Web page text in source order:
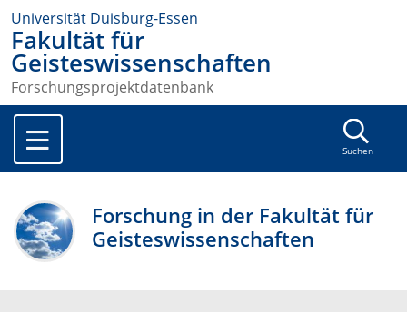
Universität Duisburg-Essen
Fakultät für
Geisteswissenschaften
Forschungsprojektdatenbank
Suchen
Forschung in der Fakultät für
Geisteswissenschaften